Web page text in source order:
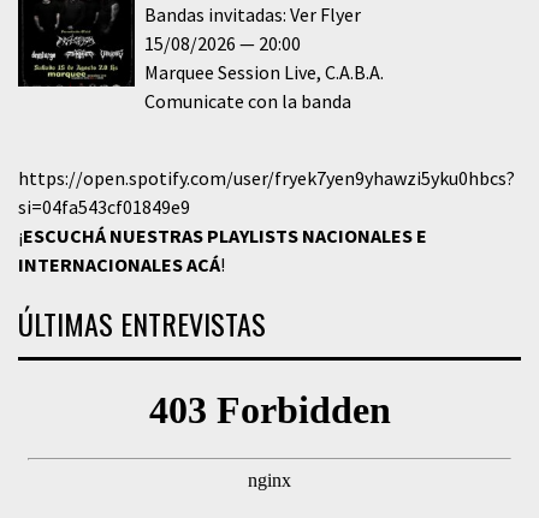
Bandas invitadas: Ver Flyer
15/08/2026
20:00
Marquee Session Live C.A.B.A.
Comunicate con la banda
https://open.spotify.com/user/fryek7yen9yhawzi5yku0hbcs?
si=04fa543cf01849e9
¡ESCUCHÁ NUESTRAS PLAYLISTS NACIONALES E
INTERNACIONALESACÁ!
ÚLTIMAS ENTREVISTAS